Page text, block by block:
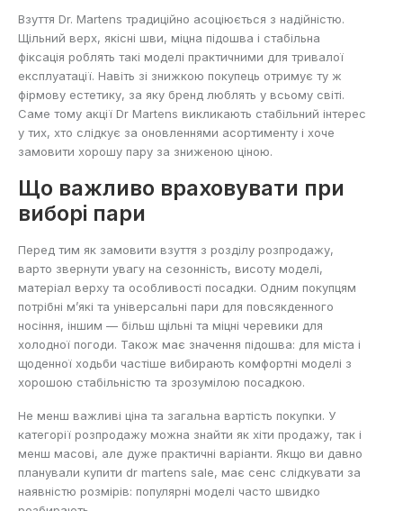
Взуття Dr. Martens традиційно асоціюється з надійністю.
Щільний верх, якісні шви, міцна підошва і стабільна
фіксація роблять такі моделі практичними для тривалої
експлуатації. Навіть зі знижкою покупець отримує ту ж
фірмову естетику, за яку бренд люблять у всьому світі.
Саме тому акції Dr Martens викликають стабільний інтерес
у тих, хто слідкує за оновленнями асортименту і хоче
замовити хорошу пару за зниженою ціною.
Що важливо враховувати при
виборі пари
Перед тим як замовити взуття з розділу розпродажу,
варто звернути увагу на сезонність, висоту моделі,
матеріал верху та особливості посадки. Одним покупцям
потрібні м’які та універсальні пари для повсякденного
носіння, іншим — більш щільні та міцні черевики для
холодної погоди. Також має значення підошва: для міста і
щоденної ходьби частіше вибирають комфортні моделі з
хорошою стабільністю та зрозумілою посадкою.
Не менш важливі ціна та загальна вартість покупки. У
категорії розпродажу можна знайти як хіти продажу, так і
менш масові, але дуже практичні варіанти. Якщо ви давно
планували купити dr martens sale, має сенс слідкувати за
наявністю розмірів: популярні моделі часто швидко